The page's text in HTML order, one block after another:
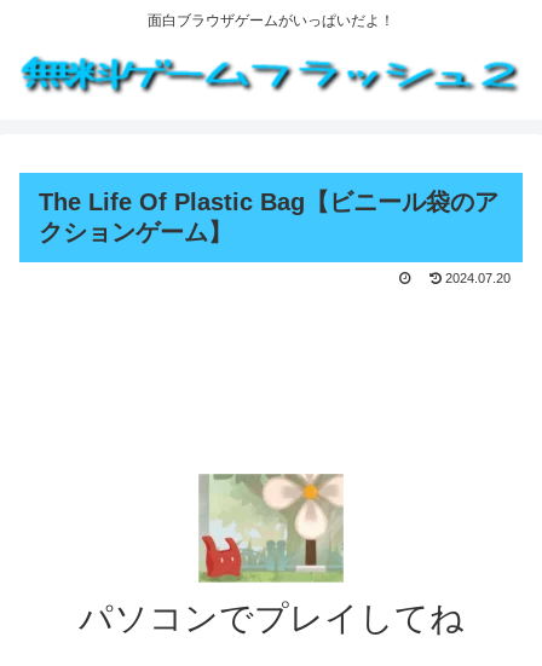
面白ブラウザゲームがいっぱいだよ！
The Life Of Plastic Bag【ビニール袋のア
クションゲーム】
2024.07.20
パソコンでプレイしてね